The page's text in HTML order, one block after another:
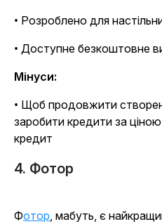
• Розроблено для
• Доступне безкоштовне
Мінуси:
• Щоб продовжити
заробити кредити за
кредит
4. Фотор
Фотор, мабуть, є